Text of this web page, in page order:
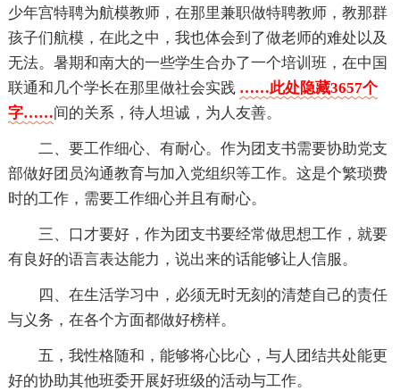
少年宫特聘为航模教师，在那里兼职做特聘教师，教那群
孩子们航模，在此之中，我也体会到了做老师的难处以及
无法。暑期和南大的一些学生合办了一个培训班，在中国
联通和几个学长在那里做社会实践 ……此处隐藏3657个
字……间的关系，待人坦诚，为人友善。
二、要工作细心、有耐心。作为团支书需要协助党支
部做好团员沟通教育与加入党组织等工作。这是个繁琐费
时的工作，需要工作细心并且有耐心。
三、口才要好，作为团支书要经常做思想工作，就要
有良好的语言表达能力，说出来的话能够让人信服。
四、在生活学习中，必须无时无刻的清楚自己的责任
与义务，在各个方面都做好榜样。
五，我性格随和，能够将心比心，与人团结共处能更
好的协助其他班委开展好班级的活动与工作。